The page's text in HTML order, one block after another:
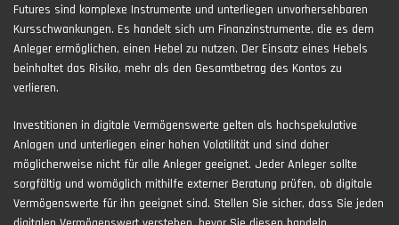
Futures sind komplexe Instrumente und unterliegen unvorhersehbaren
Kursschwankungen. Es handelt sich um Finanzinstrumente, die es dem
Anleger ermöglichen, einen Hebel zu nutzen. Der Einsatz eines Hebels
beinhaltet das Risiko, mehr als den Gesamtbetrag des Kontos zu
verlieren.
Investitionen in digitale Vermögenswerte gelten als hochspekulative
Anlagen und unterliegen einer hohen Volatilität und sind daher
möglicherweise nicht für alle Anleger geeignet. Jeder Anleger sollte
sorgfältig und womöglich mithilfe externer Beratung prüfen, ob digitale
Vermögenswerte für ihn geeignet sind. Stellen Sie sicher, dass Sie jeden